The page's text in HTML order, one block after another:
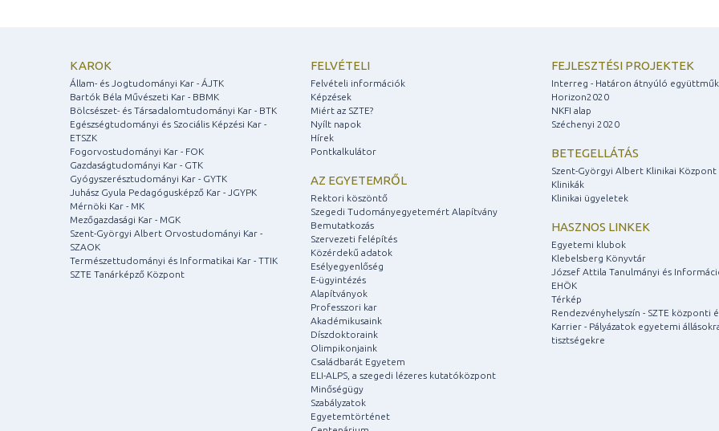
KAROK
Állam- és Jogtudományi Kar - ÁJTK
Bartók Béla Művészeti Kar - BBMK
Bölcsészet- és Társadalomtudományi Kar - BTK
Egészségtudományi és Szociális Képzési Kar -
ETSZK
Fogorvostudományi Kar - FOK
Gazdaságtudományi Kar - GTK
Gyógyszerésztudományi Kar - GYTK
Juhász Gyula Pedagógusképző Kar - JGYPK
Mérnöki Kar - MK
Mezőgazdasági Kar - MGK
Szent-Györgyi Albert Orvostudományi Kar -
SZAOK
Természettudományi és Informatikai Kar - TTIK
SZTE Tanárképző Központ
FELVÉTELI
Felvételi információk
Képzések
Miért az SZTE?
Nyílt napok
Hírek
Pontkalkulátor
AZ EGYETEMRŐL
Rektori köszöntő
Szegedi Tudományegyetemért Alapítvány
Bemutatkozás
Szervezeti felépítés
Közérdekű adatok
Esélyegyenlőség
E-ügyintézés
Alapítványok
Professzori kar
Akadémikusaink
Díszdoktoraink
Olimpikonjaink
Családbarát Egyetem
ELI-ALPS, a szegedi lézeres kutatóközpont
Minőségügy
Szabályzatok
Egyetemtörténet
FEJLESZTÉSI PROJEKTEK
Interreg - Határon átnyúló
Horizon2020
NKFI alap
Széchenyi 2020
BETEGELLÁTÁS
Szent-Györgyi Albert Klinikai Központ
Klinikák
Klinikai ügyeletek
HASZNOS LINKEK
Egyetemi klubok
Klebelsberg Könyvtár
József Attila Tanulmányi és
EHÖK
Térkép
Rendezvényhelyszín - SZTE központi
Karrier - Pályázatok egyetemi
tisztségekre